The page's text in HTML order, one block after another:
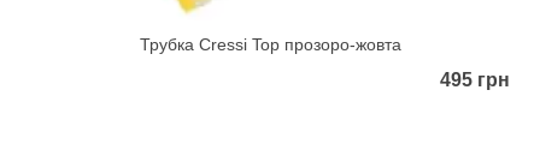
Трубка Cressi Top прозоро-жовта
495 грн